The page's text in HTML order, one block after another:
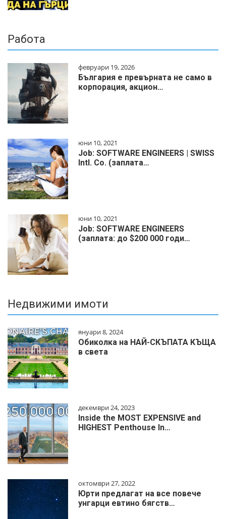
Работа
февруари 19, 2026
България е превърната не само в
корпорация, акцион…
юни 10, 2021
Job: SOFTWARE ENGINEERS | SWISS
Intl. Co. (заплата…
юни 10, 2021
Job: SOFTWARE ENGINEERS
(заплата: до $200 000 годи…
Недвижими имоти
януари 8, 2024
Обиколка на НАЙ-СКЪПАТА КЪЩА
в света
декември 24, 2023
Inside the MOST EXPENSIVE and
HIGHEST Penthouse In…
октомври 27, 2022
Юрти предлагат на все повече
унгарци евтино бягств…